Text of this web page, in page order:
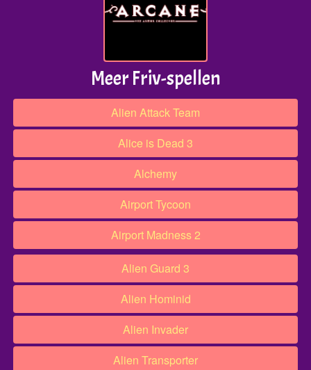
Meer Friv-spellen
Alien Attack Team
Alice is Dead 3
Alchemy
Airport Tycoon
Airport Madness 2
Alien Guard 3
Alien Hominid
Alien Invader
Alien Transporter